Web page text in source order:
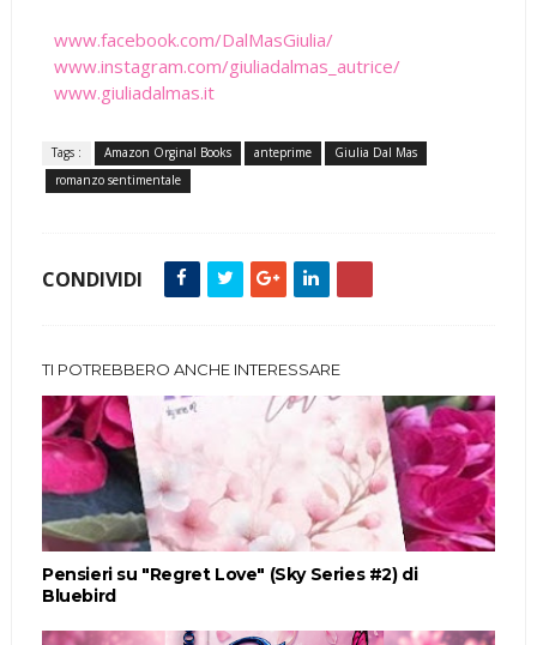
www.facebook.com/DalMasGiulia/
www.instagram.com/giuliadalmas_autrice/
www.giuliadalmas.it
Tags : Amazon Orginal Books anteprime
Giulia Dal Mas
romanzo sentimentale
CONDIVIDI
TI POTREBBERO ANCHE INTERESSARE
Pensieri su "Regret Love" (Sky Series #2) di
Bluebird